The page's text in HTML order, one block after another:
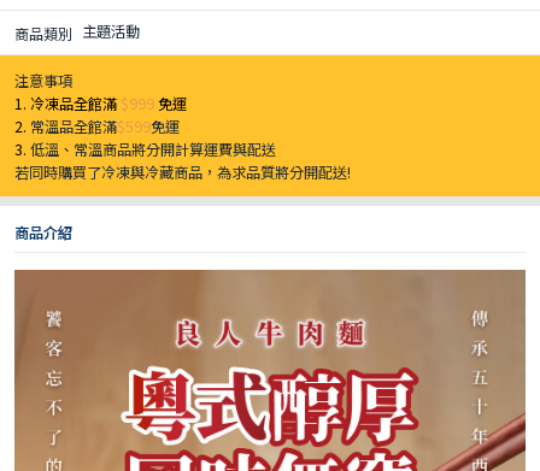
商品類別 主題活動
注意事項
1. 冷凍品全館滿 $999免運
2. 常溫品全館滿$599免運
3.低溫、常溫商品將分開計算運費與配送
若同時購買了冷凍與冷藏商品，為求品質將分開配送!
商品介紹